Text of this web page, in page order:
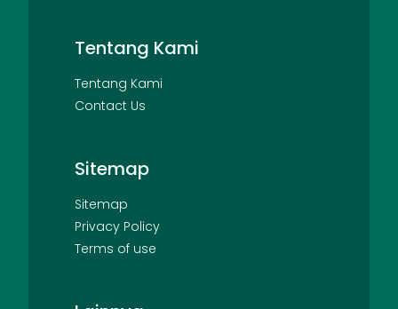
Tentang Kami
Tentang Kami
Contact Us
Sitemap
Sitemap
Privacy Policy
Terms of use